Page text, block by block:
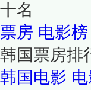
十名
票房 电影榜
韩国票房排
韩国电影